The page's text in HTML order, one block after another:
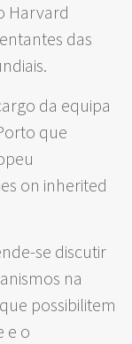
Harvard
das
da equipa
que
on inherited
se discutir
na
possibilitem
e o